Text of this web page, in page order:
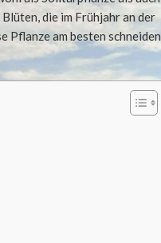
die im Frühjahr an der
Pflanze am besten